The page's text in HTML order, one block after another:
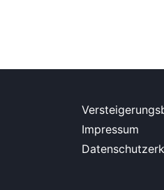
Impressum